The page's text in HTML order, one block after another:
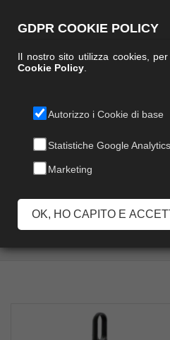
CON
GDPR COOKIE POLICY
Il nostro sito utilizza cookies,
Cookie Policy
Autorizzo i Cookie di base
Statistiche Google Analytics
Marketing
OK, HO CAPITO E